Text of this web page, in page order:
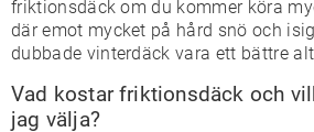
friktionsdäck om du kommer köra
där emot mycket på hård snö och
dubbade vinterdäck vara ett bättre
Vad kostar friktionsdäck och
jag välja?